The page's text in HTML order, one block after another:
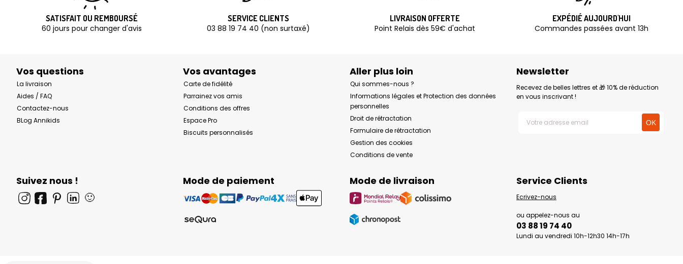
SATISFAIT OU REMBOURSÉ
60 jours pour changer d'avis
SERVICE CLIENTS
03 88 19 74 40 (non surtaxé)
LIVRAISON OFFERTE
Point Relais dès 59€ d'achat
EXPÉDIÉ AUJOURD'HUI
Commandes passées avant 13h
Vos questions
La livraison
Aides / FAQ
Contactez-nous
BLog Annikids
Vos avantages
Carte de fidélité
Parrainez vos amis
Conditions des offres
Espace Pro
Biscuits personnalisés
Aller plus loin
Qui sommes-nous ?
Informations légales et Protection des données
personnelles
Droit de rétractation
Formulaire de rétractation
Gestion des cookies
Conditions de vente
Newsletter
Recevez de belles lettres et 🎁 10% de réduction
en vous inscrivant !
Suivez nous !
🙂
Mode de paiement Mode de livraison Service Clients
Ecrivez-nous
ou appelez-nous au
03 88 19 74 40
Lundi au vendredi 10h-12h30 14h-17h